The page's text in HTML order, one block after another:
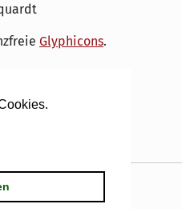
Glyphicons.